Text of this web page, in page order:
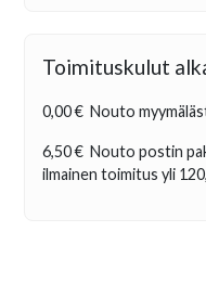
Toimituskulut
0,00 € Nouto
6,50 € Nouto postin
ilmainen toimitus yli